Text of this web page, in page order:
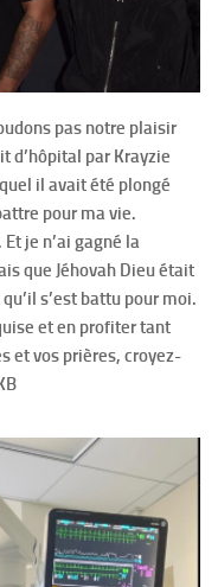
pas notre plaisir
d’hôpital par Krayzie
il avait été plongé
pour ma vie.
je n’ai gagné la
que Jéhovah Dieu était
s’est battu pour moi.
et en profiter tant
et vos prières, croyez-